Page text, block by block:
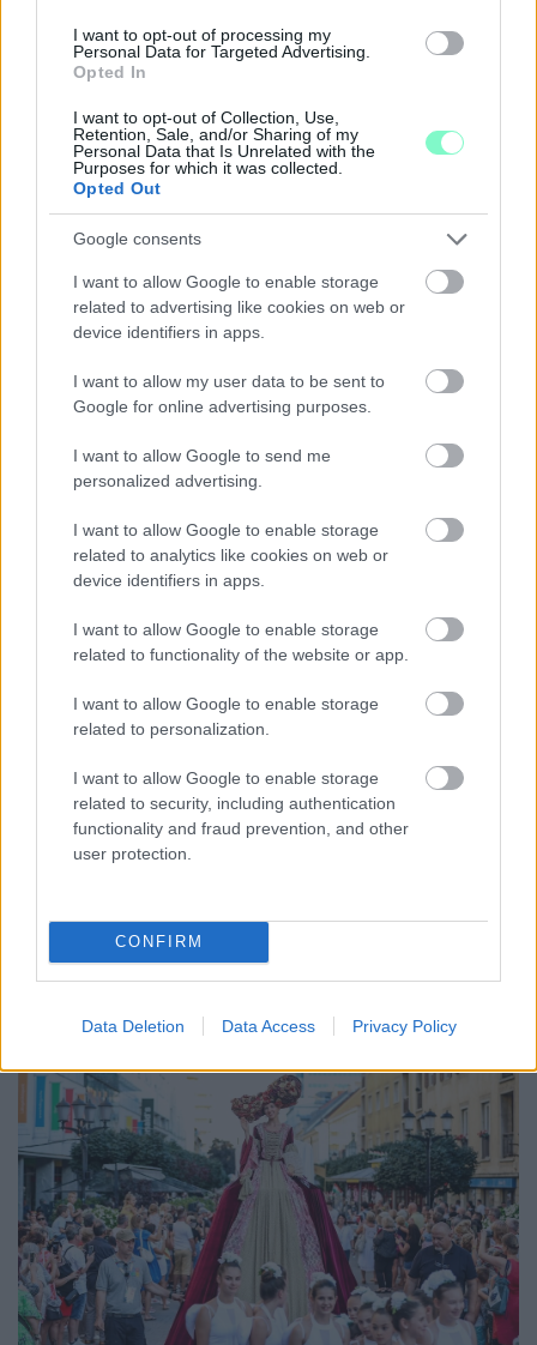
I want to opt-out of processing my
Personal Data for Targeted Advertising.
Opted In
I want to opt-out of Collection, Use,
Retention, Sale, and/or Sharing of my
Personal Data that Is Unrelated with the
Purposes for which it was collected.
Opted Out
Google consents
I want to allow Google to enable storage
related to advertising like cookies on web or
device identifiers in apps.
I want to allow my user data to be sent to
Google for online advertising purposes.
I want to allow Google to send me
personalized advertising.
I want to allow Google to enable storage
related to analytics like cookies on web or
device identifiers in apps.
I want to allow Google to enable storage
related to functionality of the website or app.
I want to allow Google to enable storage
related to personalization.
I want to allow Google to enable storage
related to security, including authentication
functionality and fraud prevention, and other
user protection.
CONFIRM
Data Deletion Data Access Privacy Policy
A BAROKK ÖSSZES ÁRNYALATA ÉS MÉG EGY SOR
KIVÁLÓ PROGRAM VÁR MINDENKIT EZEN A HÉTVÉGÉN
GYŐRBEN
Majka koncert, jóga szeánsz, “borhajózás” és egy csomó minden
A GYŐRI AUDI ETO KC PÉNTEKI FELKÉSZÜLÉSI
MÉRKŐZÉSE
Az energiaellátás tehermentesítése érdekében másfél órával